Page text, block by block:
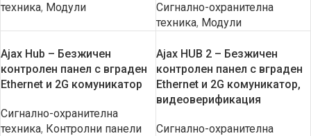
техника, Модули
Сигнално-охранителна
техника, Модули
Ajax Hub – Безжичен
контролен панел с вграден
Еthernet и 2G комуникатор
Сигнално-охранителна
техника, Контролни панели
Ajax HUB 2 – Безжичен
контролен панел с вграден
Еthernet и 2G комуникатор,
видеоверификация
Сигнално-охранителна